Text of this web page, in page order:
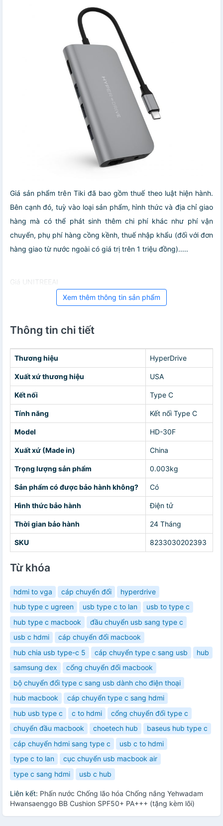
Giá sản phẩm trên Tiki đã bao gồm thuế theo luật hiện hành.
Bên cạnh đó, tuỳ vào loại sản phẩm, hình thức và địa chỉ giao
hàng mà có thể phát sinh thêm chi phí khác như phí vận
chuyển, phụ phí hàng cồng kềnh, thuế nhập khẩu (đối với đơn
hàng giao từ nước ngoài có giá trị trên 1 triệu đồng).....
Giá UNITREEAI
Xem thêm thông tin sản phẩm
Thông tin chi tiết
Thương hiệu HyperDrive
Xuất xứ thương hiệu USA
Kết nối Type C
Tính năng Kết nối Type C
Model HD-30F
Xuất xứ (Made in) China
Trọng lượng sản phẩm 0.003kg
Sản phẩm có được bảo hành không? Có
Hình thức bảo hành Điện tử
Thời gian bảo hành 24 Tháng
SKU 8233030202393
Từ khóa
hdmi to vga cáp chuyển đổi
hyperdrive
hub type c ugreen
usb type c to lan
usb to type c
hub type c macbook
đầu chuyển usb sang type c
usb c hdmi
cáp chuyển đổi macbook
hub chia usb type-c 5
cáp chuyển type c sang usb
hub
samsung dex
cổng chuyển đổi macbook
bộ chuyển đổi type c sang usb dành cho điện thoại
hub macbook
cáp chuyển type c sang hdmi
hub usb type c
c to hdmi
cổng chuyển đổi type c
chuyển đầu macbook
choetech hub
baseus hub type c
cáp chuyển hdmi sang type c
usb c to hdmi
type c to lan
cục chuyển usb macbook air
type c sang hdmi
usb c hub
Liên kết: Phấn nước Chống lão hóa Chống nắng Yehwadam
Hwansaenggo BB Cushion SPF50+ PA+++ (tặng kèm lõi)